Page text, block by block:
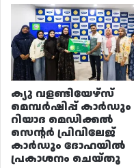
ക്യു വളണ്ടിയേഴ്‌സ്
മെമ്പർഷിപ്പ് കാർഡും
റിയാദ മെഡിക്കൽ
സെന്റർ പ്രിവിലേജ്
കാർഡും ദോഹയിൽ
പ്രകാശനം ചെയ്തു